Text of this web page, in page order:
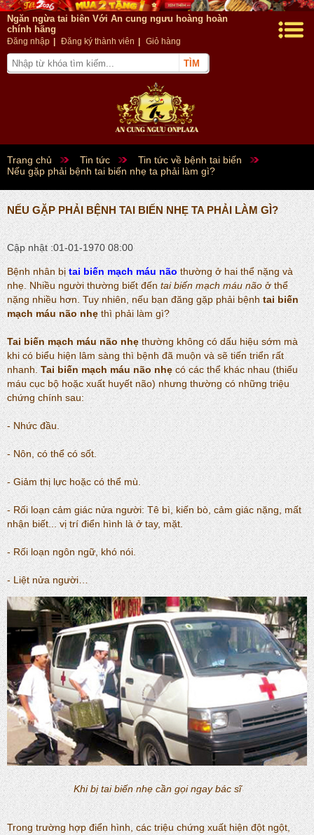
Ngăn ngừa tai biên Với An cung ngưu hoàng hoàn
chính hãng
Đăng nhập Đăng ký thành viên Giỏ hàng
Trang chủ Tin tức
Tin tức về bệnh tai biến
Nếu gặp phải bệnh tai biến nhẹ ta phải làm gì?
NẾU GẶP PHẢI BỆNH TAI BIẾN NHẸ TA PHẢI LÀM GÌ?
Cập nhật :01-01-1970 08:00
Bệnh nhân bị tai biến mạch máu não thường ở hai thể nặng và
nhẹ. Nhiều người thường biết đếntai biến mạch máu nãoở thể
nặng nhiều hơn. Tuy nhiên, nếu bạn đăng gặp phải bệnh tai biến
mạch máu não nhẹ thì phải làm gì?
Tai biến mạch máu não nhẹ thường không có dấu hiệu sớm mà
khi có biểu hiện lâm sàng thì bệnh đã muộn và sẽ tiến triển rất
nhanh. Tai biến mạch máu não nhẹ có các thể khác nhau (thiếu
máu cục bộ hoặc xuất huyết não) nhưng thường có những triệu
chứng chính sau:
- Nhức đầu.
- Nôn, có thể có sốt.
- Giảm thị lực hoặc có thể mù.
- Rối loạn cảm giác nửa người: Tê bì, kiến bò, cảm giác nặng, mất
nhận biết... vị trí điển hình là ở tay, mặt.
- Rối loạn ngôn ngữ, khó nói.
- Liệt nửa người…
Khi bị tai biến nhẹ cần gọi ngay bác sĩ
Trong trường hợp điển hình, các triệu chứng xuất hiện đột ngột,